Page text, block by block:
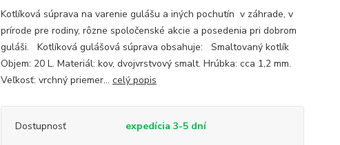
Kotlíková súprava na varenie gulášu a iných pochutín v záhrade, v
prírode pre rodiny, rôzne spoločenské akcie a posedenia pri dobrom
guláši. Kotlíková gulášová súprava obsahuje: Smaltovaný kotlík
Objem: 20 L. Materiál: kov, dvojvrstvový smalt. Hrúbka: cca 1,2 mm.
Veľkosť: vrchný priemer... celý popis
Dostupnosť expedícia 3-5 dní